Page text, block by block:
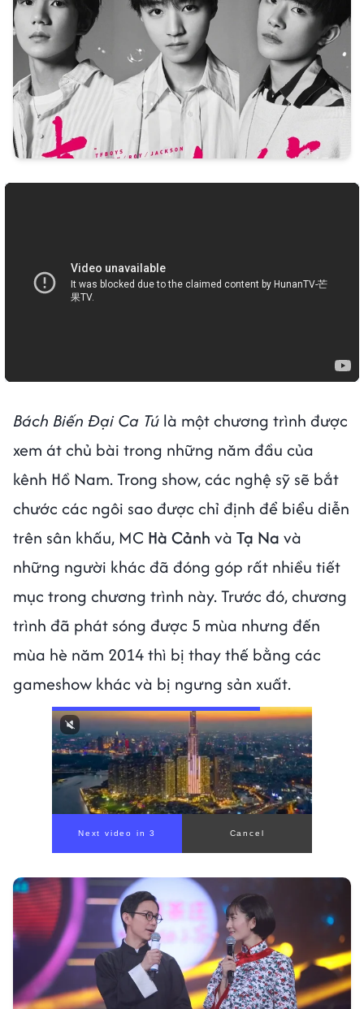
Bách Biến Đại Ca Tú là một chương trình được
xem át chủ bài trong những năm đầu của
kênh Hồ Nam. Trong show, các nghệ sỹ sẽ bắt
chước các ngôi sao được chỉ định để biểu diễn
trên sân khấu, MC Hà Cảnh và Tạ Na và
những người khác đã đóng góp rất nhiều tiết
mục trong chương trình này. Trước đó, chương
trình đã phát sóng được 5 mùa nhưng đến
mùa hè năm 2014 thì bị thay thế bằng các
gameshow khác và bị ngưng sản xuất.